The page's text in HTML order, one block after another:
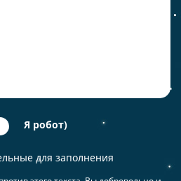
Я робот)
для заполнения